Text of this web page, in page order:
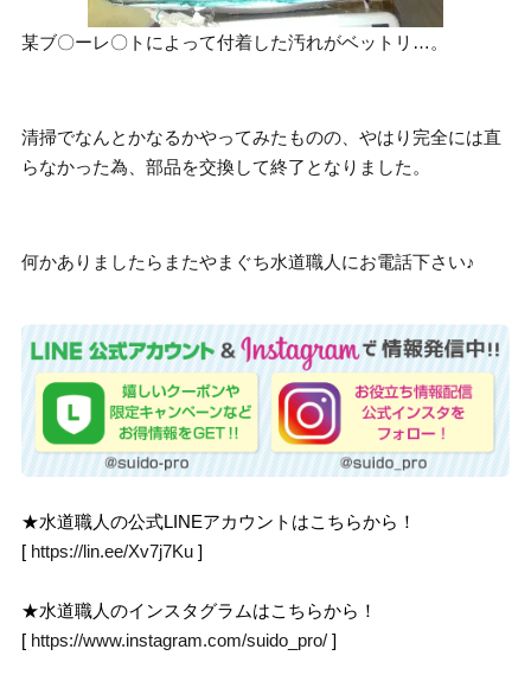
某ブ〇ーレ〇トによって付着した汚れがベットリ…。
清掃でなんとかなるかやってみたものの、やはり完全には直
らなかった為、部品を交換して終了となりました。
何かありましたらまたやまぐち水道職人にお電話下さい♪
★水道職人の公式LINEアカウントはこちらから！
[ https://lin.ee/Xv7j7Ku ]
★水道職人のインスタグラムはこちらから！
[ https://www.instagram.com/suido_pro/ ]